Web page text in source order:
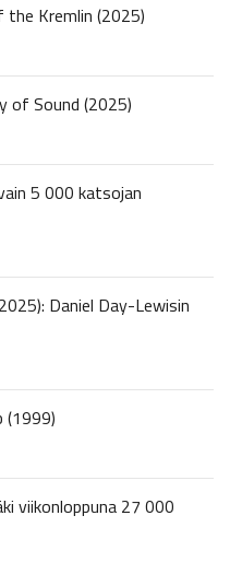
Kremlin (2025)
of Sound (2025)
5 000 katsojan
Daniel Day-Lewisin
(1999)
viikonloppuna 27 000